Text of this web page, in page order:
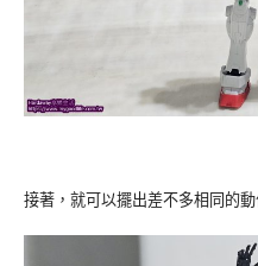
接著，就可以擺出差不多相同的